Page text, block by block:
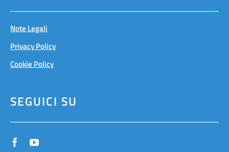
Note Legali
Privacy Policy
Cookie Policy
SEGUICI SU